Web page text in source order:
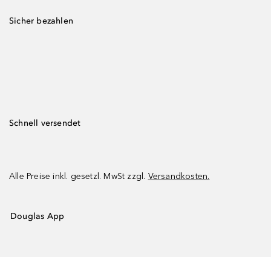
Sicher bezahlen
Schnell versendet
Alle Preise inkl. gesetzl. MwSt zzgl. Versandkosten.
Douglas App